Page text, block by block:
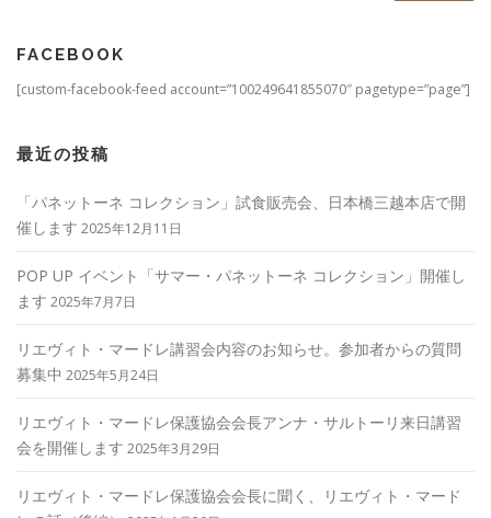
FACEBOOK
[custom-facebook-feed account=”100249641855070″ pagetype=”page”]
最近の投稿
「パネットーネ コレクション」試食販売会、日本橋三越本店で開
催します 2025年12月11日
POP UP イベント「サマー・パネットーネ コレクション」開催し
ます 2025年7月7日
リエヴィト・マードレ講習会内容のお知らせ。参加者からの質問
募集中 2025年5月24日
リエヴィト・マードレ保護協会会長アンナ・サルトーリ来日講習
会を開催します 2025年3月29日
リエヴィト・マードレ保護協会会長に聞く、リエヴィト・マード